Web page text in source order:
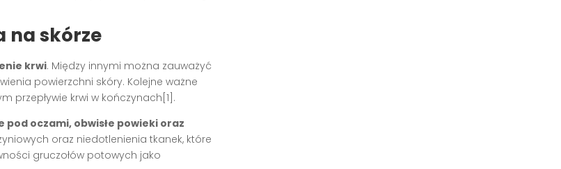
na skórze
krwi. Między innymi można zauważyć
powierzchni skóry. Kolejne ważne
przepływie krwi w kończynach[1].
oczami, obwisłe powieki oraz
oraz niedotlenienia tkanek, które
gruczołów potowych jako